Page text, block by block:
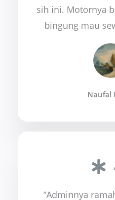
sih ini. Motornya
bingung mau
Naufal
“Adminnya